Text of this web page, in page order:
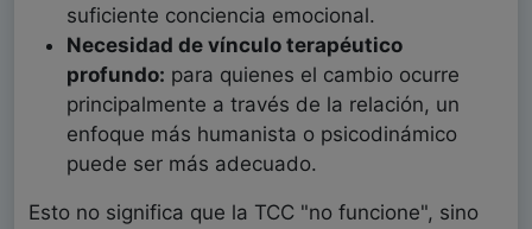
suficiente conciencia emocional.
Necesidad de vínculo terapéutico
profundo: para quienes el cambio ocurre
principalmente a través de la relación, un
enfoque más humanista o psicodinámico
puede ser más adecuado.
Esto no significa que la TCC "no funcione", sino